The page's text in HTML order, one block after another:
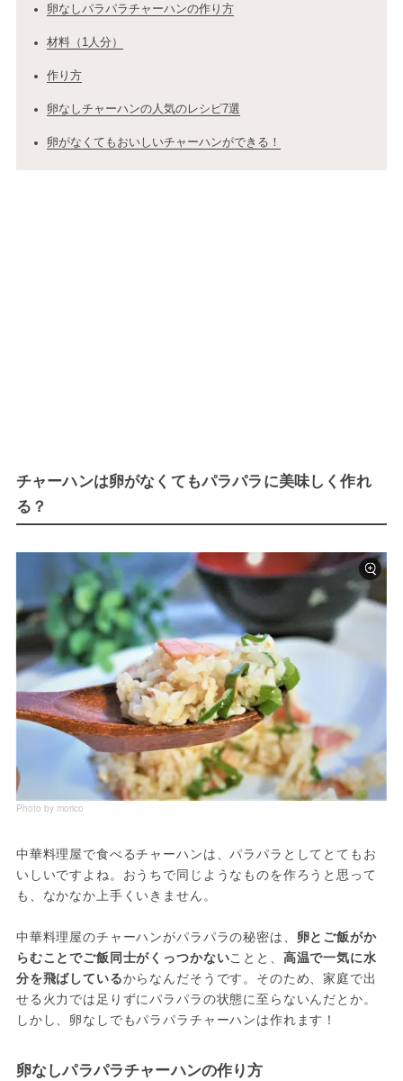
卵なしパラパラチャーハンの作り方
材料（1人分）
作り方
卵なしチャーハンの人気のレシピ7選
卵がなくてもおいしいチャーハンができる！
チャーハンは卵がなくてもパラパラに美味しく作れ
る？
Photo by morico
中華料理屋で食べるチャーハンは、パラパラとしてとてもお
いしいですよね。おうちで同じようなものを作ろうと思って
も、なかなか上手くいきません。
中華料理屋のチャーハンがパラパラの秘密は、 卵とご飯がか
らむことでご飯同士がくっつかないことと、 高温で一気に水
分を飛ばしているからなんだそうです。そのため、家庭で出
せる火力では足りずにパラパラの状態に至らないんだとか。
しかし、卵なしでもパラパラチャーハンは作れます！
卵なしパラパラチャーハンの作り方